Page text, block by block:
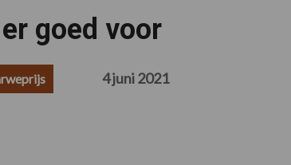
goed voor
4 juni 2021